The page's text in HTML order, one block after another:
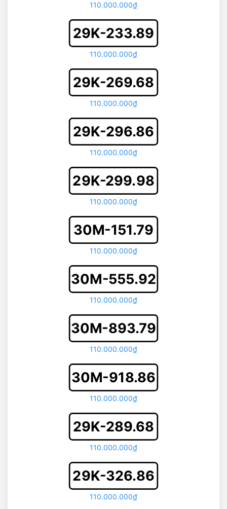
110.000.000₫
29K-233.89
110.000.000₫
29K-269.68
110.000.000₫
29K-296.86
110.000.000₫
29K-299.98
110.000.000₫
30M-151.79
110.000.000₫
30M-555.92
110.000.000₫
30M-893.79
110.000.000₫
30M-918.86
110.000.000₫
29K-289.68
110.000.000₫
29K-326.86
110.000.000₫